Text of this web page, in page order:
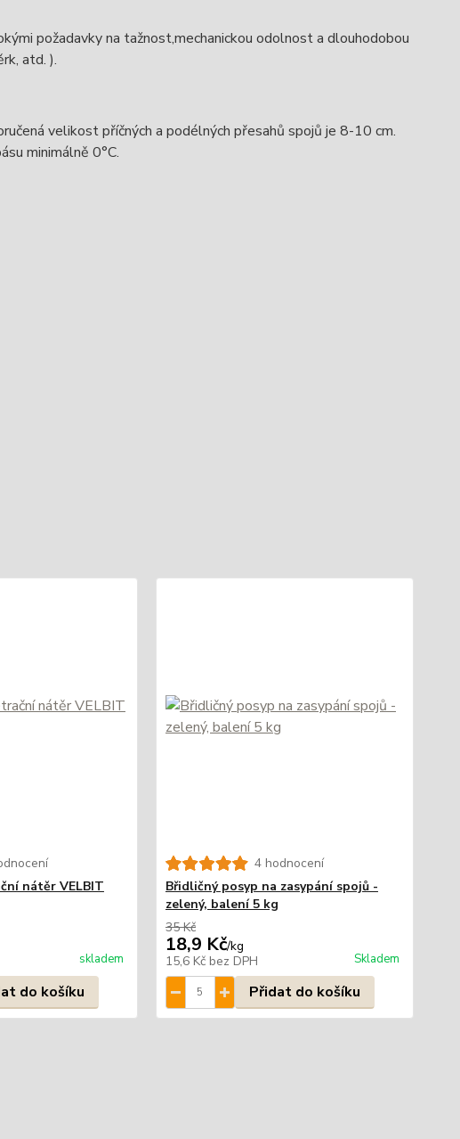
požadavky na tažnost,mechanickou odolnost a dlouhodobou
atd. ).
velikost příčných a podélných přesahů spojů je 8-10 cm.
minimálně 0°C.
nátěr VELBIT
skladem
do košíku
4 hodnocení
Břidličný posyp na zasypání spojů -
zelený, balení 5 kg
35 Kč
18,9 Kč/kg
15,6 Kč bez DPH Skladem
Přidat do košíku